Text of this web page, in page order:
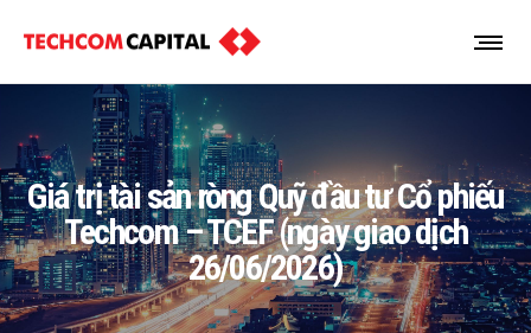
Giá trị tài sản ròng Quỹ đầu tư Cổ phiếu
Techcom – TCEF (ngày giao dịch
26/06/2026)